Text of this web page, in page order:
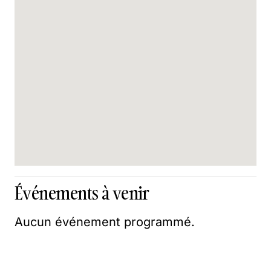
Événements à venir
Aucun événement programmé.